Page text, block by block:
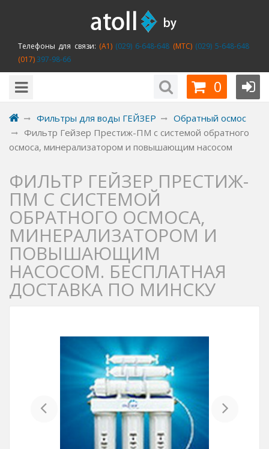
Телефоны для связи: (A1)(029) 6-648-648 (MTC)(029) 5-648-648
(017)397-98-66
0
Фильтры для воды ГЕЙЗЕР
Обратный осмос
Фильтр Гейзер Престиж-ПМ с системой обратного
осмоса, минерализатором и повышающим насосом
ФИЛЬТР ГЕЙЗЕР ПРЕСТИЖ-
ПМ С СИСТЕМОЙ
ОБРАТНОГО ОСМОСА,
МИНЕРАЛИЗАТОРОМ И
ПОВЫШАЮЩИМ
НАСОСОМ. БЕСПЛАТНАЯ
ДОСТАВКА ПО МИНСКУ
Previous